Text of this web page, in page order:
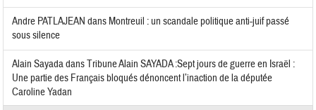
Andre PATLAJEAN dans Montreuil : un scandale politique anti-juif passé
sous silence
Alain SayadadansTribune Alain SAYADA :Sept jours de guerre en Israël :
Une partie des Français bloqués dénoncent l’inaction de la députée
Caroline Yadan